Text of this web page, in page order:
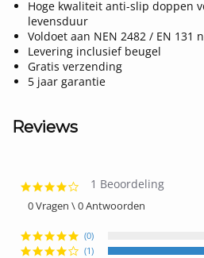
Hoge kwaliteit anti-slip doppen
levensduur
Voldoet aan NEN 2482 / EN 131
Levering inclusief beugel
Gratis verzending
5 jaar garantie
Reviews
4.0
star
rating
1 Beoordeling
0 Vragen \ 0 Antwoorden
(0)
(1)